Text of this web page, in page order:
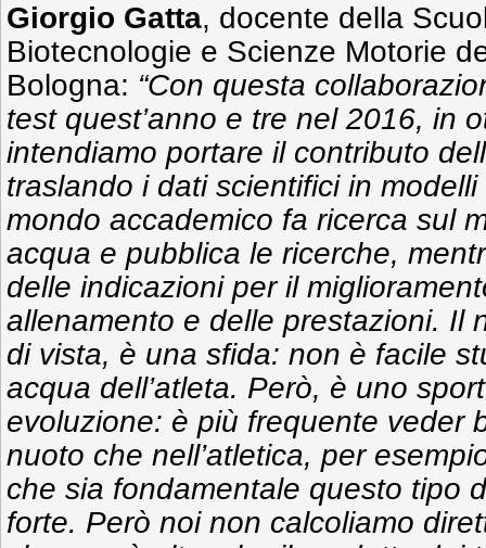
Giorgio Gatta, docente della
Biotecnologie e Scienze Motorie
Bologna: “Con questa
test quest’anno e tre nel 2016, in
intendiamo portare il contributo
traslando i dati scientifici in
mondo accademico fa ricerca sul
acqua e pubblica le ricerche,
delle indicazioni per il
allenamento e delle prestazioni. Il
di vista, è una sfida: non è facile
acqua dell’atleta. Però, è uno
evoluzione: è più frequente veder
nuoto che nell’atletica, per
che sia fondamentale questo tipo
forte. Però noi non calcoliamo